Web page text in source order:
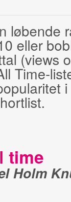
løbende
eller
(views
Time-
time
Holm